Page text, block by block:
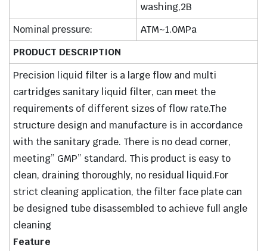
washing,2B
Nominal pressure:
ATM~1.0MPa
PRODUCT DESCRIPTION
Precision liquid filter is a large flow and multi
cartridges sanitary liquid filter, can meet the
requirements of different sizes of flow rate.The
structure design and manufacture is in accordance
with the sanitary grade. There is no dead corner,
meeting” GMP” standard. This product is easy to
clean, draining thoroughly, no residual liquid.For
strict cleaning application, the filter face plate can
be designed tube disassembled to achieve full angle
cleaning
Feature